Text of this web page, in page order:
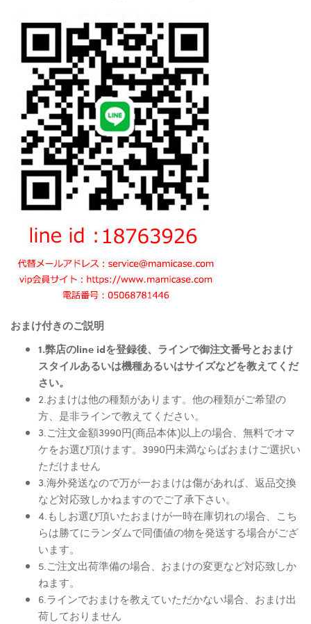
おまけ付きのご説明
1.弊店のline idを登録後、ラインで御注文番号とおまけ
スタイルあるいは機種あるいはサイズなどを教えてくだ
さい。
2.おまけは他の種類があります。他の種類がご希望の
方、是非ラインで教えてください。
3.ご注文金額3990円(商品本体)以上の場合、無料でオマ
ケをお選び頂けます。3990円未満ならばおまけご選択い
ただけません
3.海外発送なので万が一おまけは傷があれば、返品交換
など対応致しかねますのでご了承下さい。
4.もしお選び頂いたおまけが一時在庫切れの場合、こち
らは勝てにランダムで同価値の物を発送する場合がござ
います。
5.ご注文出荷準備の場合、おまけの変更など対応致しか
ねます。
6.ラインでおまけを教えていただかない場合、おまけ出
荷しておりません